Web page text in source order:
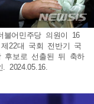
불어민주당 의원이 16
22대 국회 전반기 국
후보로 선출된 뒤 축하
2024.05.16.